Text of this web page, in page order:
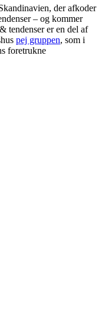
der afkoder
– og kommer
tendenser er en del af
pej gruppen, som i
foretrukne